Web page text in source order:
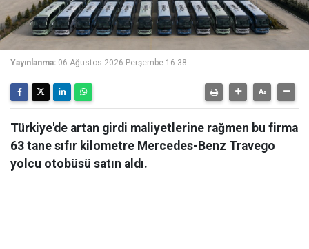
Yayınlanma: 06 Ağustos 2026 Perşembe 16:38
Türkiye'de artan girdi maliyetlerine rağmen bu firma
63 tane sıfır kilometre Mercedes-Benz Travego
yolcu otobüsü satın aldı.